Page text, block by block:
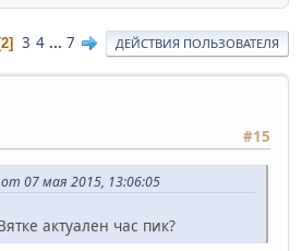
2 3 4 ... 7 ДЕЙСТВИЯ ПОЛЬЗОВАТЕЛЯ
#15
07 мая 2015, 13:06:05
актуален час пик?